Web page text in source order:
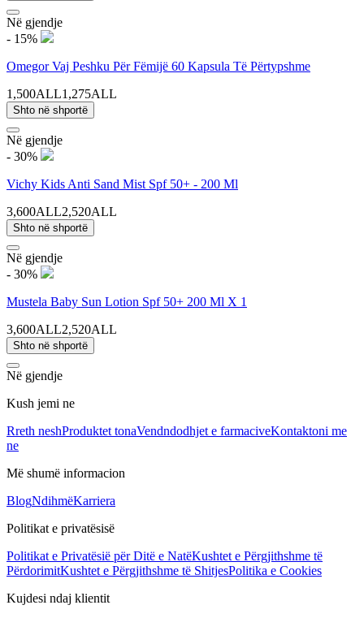
Në gjendje
- 15%
Omegor Vaj Peshku Për Fëmijë 60 Kapsula Të Përtypshme
1,500ALL1,275ALL
Shto në shportë
Në gjendje
- 30%
Vichy Kids Anti Sand Mist Spf 50+ - 200 Ml
3,600ALL2,520ALL
Shto në shportë
Në gjendje
- 30%
Mustela Baby Sun Lotion Spf 50+ 200 Ml X 1
3,600ALL2,520ALL
Shto në shportë
Në gjendje
Kush jemi ne
Rreth neshProduktet tonaVendndodhjet e farmaciveKontaktoni me
ne
Më shumë informacion
BlogNdihmëKarriera
Politikat e privatësisë
Politikat e Privatësië për Ditë e NatëKushtet e Përgjithshme të
PërdorimitKushtet e Përgjithshme të ShitjesPolitika e Cookies
Kujdesi ndaj klientit